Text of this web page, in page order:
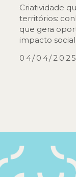
Criatividade
territórios:
que gera
impacto social
04/04/